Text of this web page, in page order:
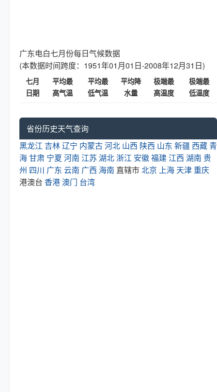
广东电白七月份每日气候数据
(本数据时间跨度：1951年01月01日-2008年12月31日)
七月
日期
平均最
高气温
平均最
低气温
平均降
水量
极端最
高温度
极端最
低温度
省份历史天气查询
黑龙江 吉林辽宁 内蒙古河北 山西 陕西 山东 新疆 西藏 青
海甘肃 宁夏 河南 江苏 湖北 浙江 安徽福建 江西 湖南 贵
州 四川 广东 云南 广西 海南 直辖市北京 上海 天津 重庆
港澳台 香港澳门 台湾